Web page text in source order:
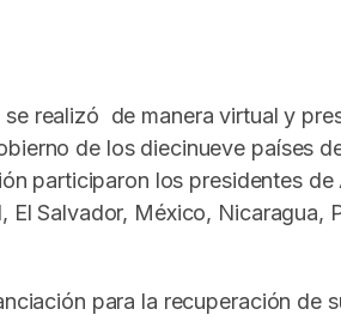
realizó de manera virtual y
de los diecinueve países
participaron los presidentes
El Salvador, México, Nicaragua,
para la recuperación de